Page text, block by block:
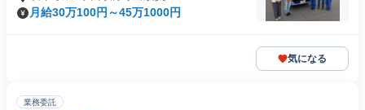
月給30万100円～45万1000円
気になる
業務委託